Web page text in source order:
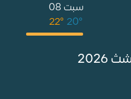
سبت 08
22° 20°